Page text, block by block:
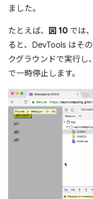
ました。
たとえば、 図 10 では、
ると、DevTools はそ
クグラウンドで実行し、
で一時停止します。